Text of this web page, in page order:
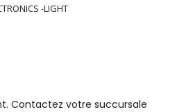
-LIGHT
Contactez votre succursale